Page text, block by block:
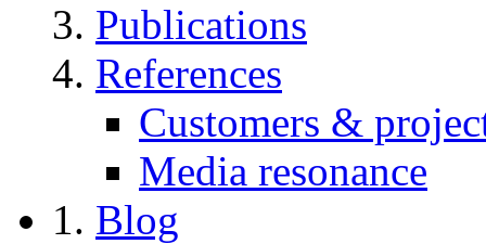
Publications
References
Customers &
Media resonance
Blog